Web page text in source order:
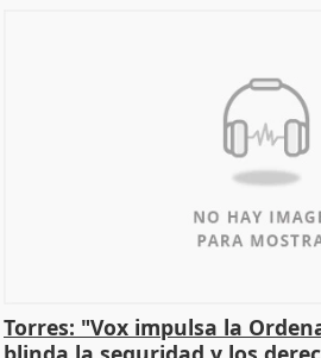
Torres: "Vox impulsa la